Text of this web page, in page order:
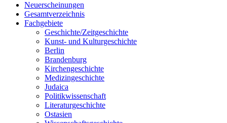
Neuerscheinungen
Gesamtverzeichnis
Fachgebiete
Geschichte/Zeitgeschichte
Kunst- und Kulturgeschichte
Berlin
Brandenburg
Kirchengeschichte
Medizingeschichte
Judaica
Politikwissenschaft
Literaturgeschichte
Ostasien